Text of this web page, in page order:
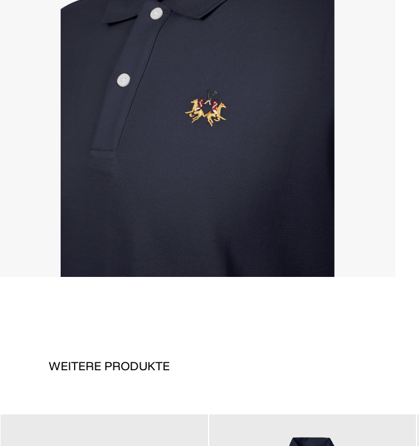
WEITERE PRODUKTE